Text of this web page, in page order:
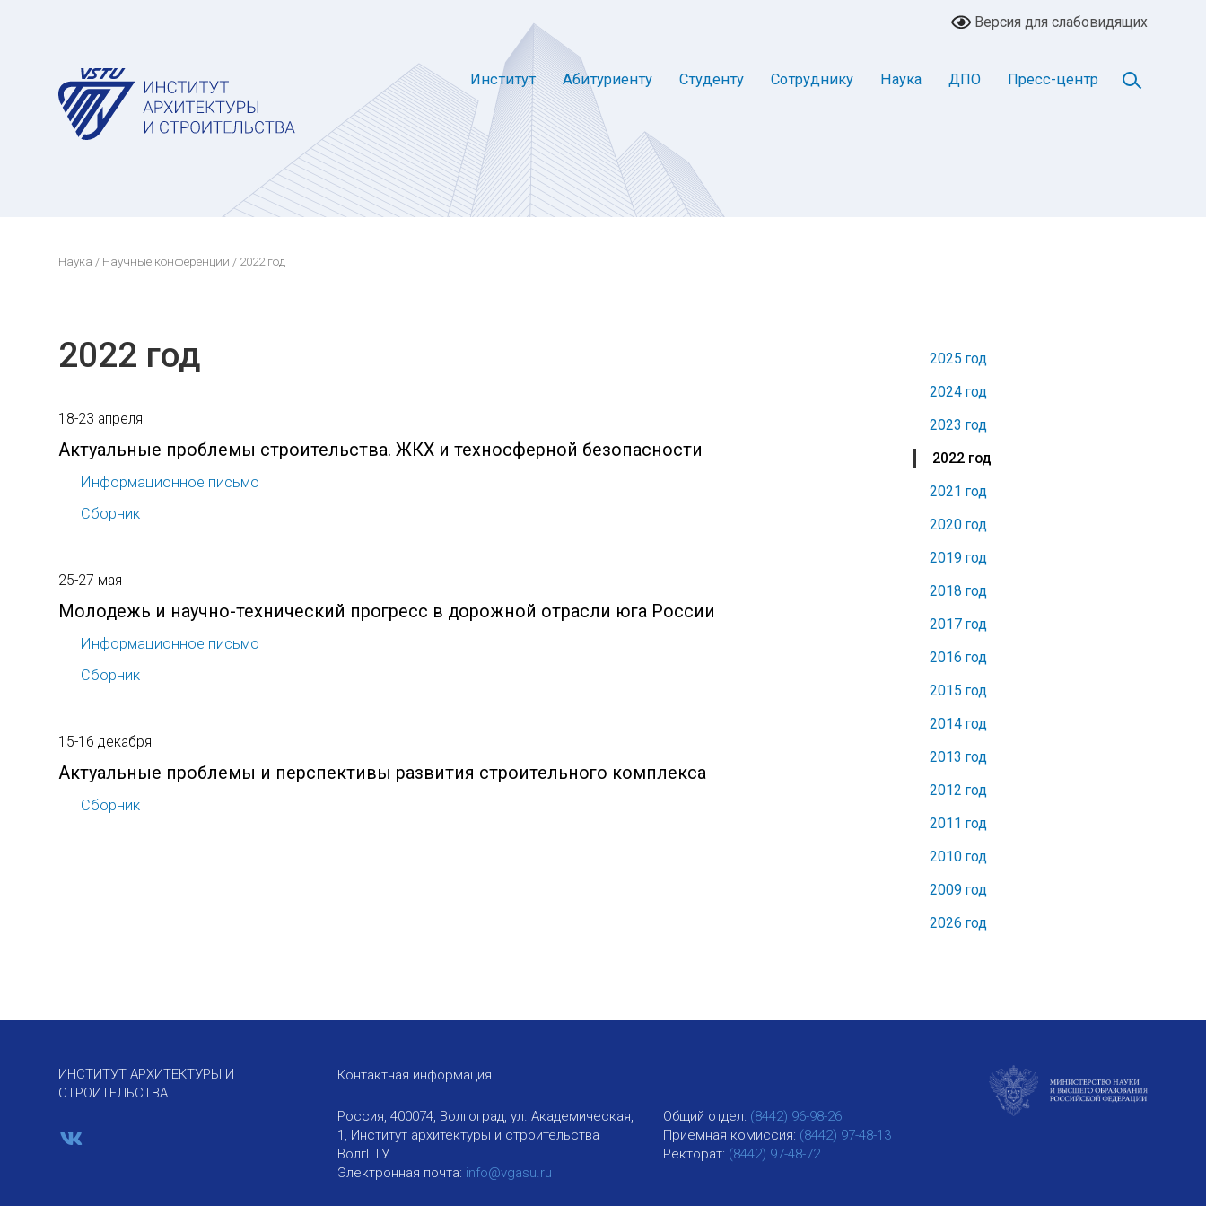
Версия для слабовидящих
Институт Абитуриенту Студенту Сотруднику Наука ДПО Пресс-центр
Наука / Научные конференции / 2022 год
2025 год
2024 год
2023 год
2022 год
2021 год
2020 год
2019 год
2018 год
2017 год
2016 год
2015 год
2014 год
2013 год
2012 год
2011 год
2010 год
2009 год
2026 год
2022 год
18-23 апреля
Актуальные проблемы строительства. ЖКХ и техносферной безопасности
Информационное письмо
Сборник
25-27 мая
Молодежь и научно-технический прогресс в дорожной отрасли юга России
Информационное письмо
Сборник
15-16 декабря
Актуальные проблемы и перспективы развития строительного комплекса
Сборник
ИНСТИТУТ АРХИТЕКТУРЫ И
СТРОИТЕЛЬСТВА
Контактная информация
Россия, 400074, Волгоград, ул. Академическая,
1, Институт архитектуры и строительства
ВолгГТУ
Электронная почта: info@vgasu.ru
Общий отдел: (8442) 96-98-26
Приемная комиссия: (8442) 97-48-13
Ректорат: (8442) 97-48-72